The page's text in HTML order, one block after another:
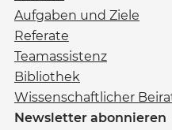
Aufgaben und Ziele
Referate
Teamassistenz
Bibliothek
Wissenschaftlicher
Newsletter abonnieren